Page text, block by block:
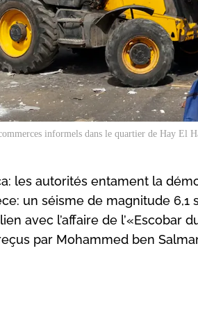
informels dans le quartier de Hay El
les autorités entament la
un séisme de magnitude 6,1
avec l’affaire de l’«Escobar
par Mohammed ben